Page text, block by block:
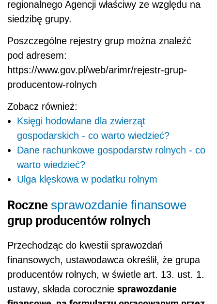
regionalnego Agencji właściwy ze względu na
siedzibę grupy.
Poszczególne rejestry grup można znaleźć
pod adresem:
https://www.gov.pl/web/arimr/rejestr-grup-
producentow-rolnych
Zobacz również:
Księgi hodowlane dla zwierząt
gospodarskich - co warto wiedzieć?
Dane rachunkowe gospodarstw rolnych - co
warto wiedzieć?
Ulga klęskowa w podatku rolnym
Roczne sprawozdanie finansowe
grup producentów rolnych
Przechodząc do kwestii sprawozdań
finansowych, ustawodawca określił, że grupa
producentów rolnych, w świetle art. 13. ust. 1.
ustawy, składa corocznie sprawozdanie